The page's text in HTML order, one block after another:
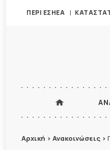
ΠΕΡΙ ΕΣΗΕΑ
Αρχική > Ανακοινώσεις >